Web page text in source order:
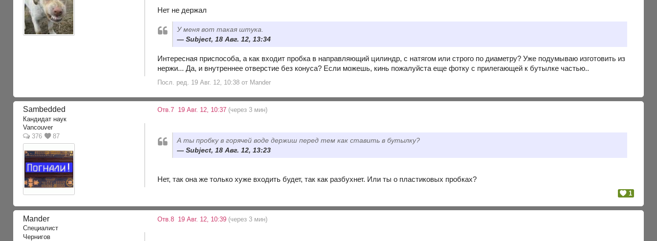
Нет не держал
У меня вот такая штука.
Subject, 18 Авг. 12, 13:34
Интересная приспособа, а как входит пробка в направляющий цилиндр, с натягом или строго по диаметру? Уже подумываю изготовить из
нержи... Да, и внутреннее отверстие без конуса? Если можешь, кинь пожалуйста еще фотку с прилегающей к бутылке частью..
Посл. ред. 19 Авг. 12, 10:38 от Mander
Sambedded
Кандидат наук
Vancouver
376
87
Отв.7 19 Авг. 12, 10:37 (через 3 мин)
А ты пробку в горячей воде держиш перед тем как ставить в бутылку?
Subject, 18 Авг. 12, 13:23
Нет, так она же только хуже входить будет, так как разбухнет. Или ты о пластиковых пробках?
1
Mander
Специалист
Чернигов
Отв.8 19 Авг. 12, 10:39 (через 3 мин)